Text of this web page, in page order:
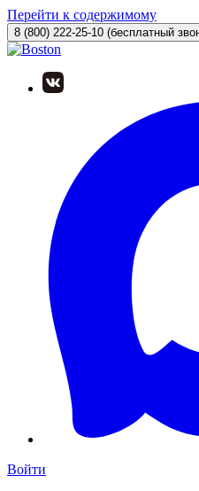
Перейти к содержимому
8 (800) 222-25-10 (бесплатный
Войти